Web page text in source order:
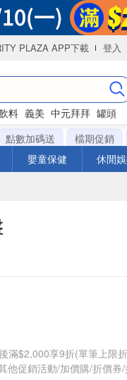
PLAZA APP下載 登入
料 義美 中元拜拜 罐頭
點數加碼送 檔期促銷
嬰童保健 休閒
滿$2,000享9折(單筆上限
他促銷活動/加價購/折價券